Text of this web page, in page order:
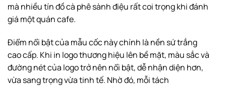
mà nhiều tín đồ cà phê sành điệu rất coi trọng khi đánh
giá một quán cafe.
Điểm nổi bật của mẫu cốc này chính là nền sứ trắng
cao cấp. Khi in logo thương hiệu lên bề mặt, màu sắc và
đường nét của logo trở nên nổi bật, dễ nhận diện hơn,
vừa sang trọng vừa tinh tế. Nhờ đó, mỗi tách